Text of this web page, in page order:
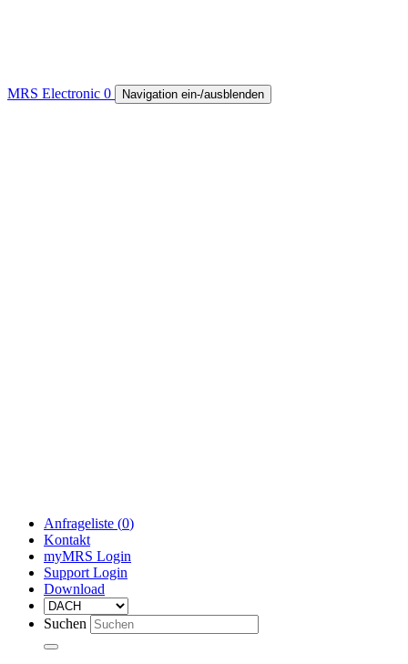
MRS Electronic 0 Navigation ein-/ausblenden
Anfrageliste (0)
Kontakt
myMRS Login
Support Login
Download
Suchen